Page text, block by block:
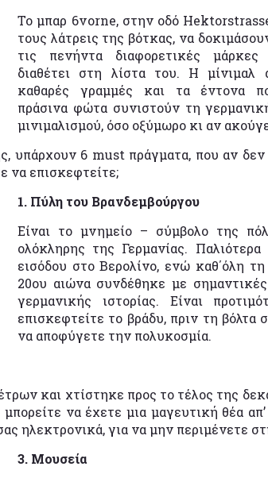
Το μπαρ 6vorne, στην οδό
τους λάτρεις της βότκας, να
τις πενήντα διαφορετικές
διαθέτει στη λίστα του. Η μίνιμαλ
καθαρές γραμμές και τα έντονα
πράσινα φώτα συνιστούν τη
μινιμαλισμού, όσο οξύμωρο κι αν
υπάρχουν 6 must πράγματα, που αν
να επισκεφτείτε;
1. Πύλη του Βρανδεμβούργου
Είναι το μνημείο – σύμβολο της
ολόκληρης της Γερμανίας.
εισόδου στο Βερολίνο, ενώ καθ΄όλη τη
20ου αιώνα συνδέθηκε με
γερμανικής ιστορίας. Είναι
επισκεφτείτε το βράδυ, πριν τη βόλτα
να αποφύγετε την πολυκοσμία.
και χτίστηκε προς το τέλος της
να έχετε μια μαγευτική θέα
ηλεκτρονικά, για να μην περιμένετε
3. Μουσεία